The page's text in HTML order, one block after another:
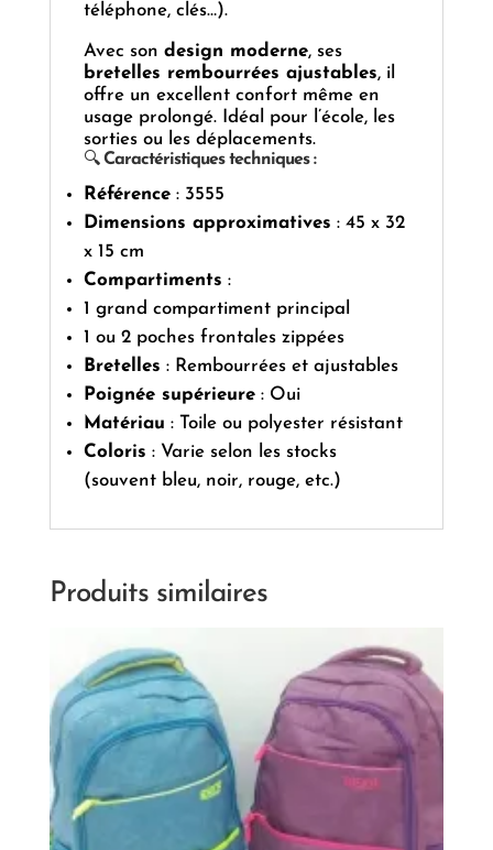
téléphone, clés…).
Avec son design moderne, ses
bretelles rembourrées ajustables, il
offre un excellent confort même en
usage prolongé. Idéal pour l’école, les
sorties ou les déplacements.
🔍Caractéristiques techniques :
Référence: 3555
Dimensions approximatives : 45 x 32
x 15 cm
Compartiments :
1 grand compartiment principal
1 ou 2 poches frontales zippées
Bretelles : Rembourrées et ajustables
Poignée supérieure: Oui
Matériau : Toile ou polyester résistant
Coloris : Varie selon les stocks
(souvent bleu, noir, rouge, etc.)
Produits similaires